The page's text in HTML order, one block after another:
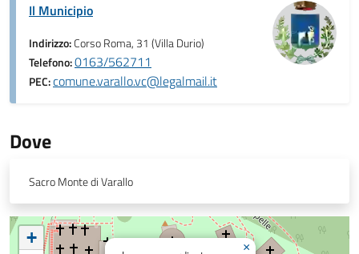
Il Municipio
Indirizzo:Corso Roma, 31 (Villa Durio)
Telefono:0163/562711
PEC:comune.varallo.vc@legalmail.it
Dove
Sacro Monte di Varallo
×
+